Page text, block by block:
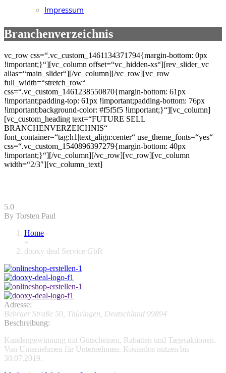
Impressum
Branchenverzeichnis
vc_row css=“.vc_custom_1461134371794{margin-bottom: 0px
!important;}“][vc_column offset=“vc_hidden-xs“][rev_slider_vc
alias=“main_slider“][/vc_column][/vc_row][vc_row
full_width=“stretch_row“
css=“.vc_custom_1461238550870{margin-bottom: 61px
!important;padding-top: 61px !important;padding-bottom: 76px
!important;background-color: #f5f5f5 !important;}“][vc_column]
[vc_custom_heading text=“FUTURE SELL
BRANCHENVERZEICHNIS“
font_container=“tag:h1|text_align:center“ use_theme_fonts=“yes“
css=“.vc_custom_1540896397279{margin-bottom: 40px
!important;}“][/vc_column][/vc_row][vc_row][vc_column
width=“2/3″][vc_column_text]
5.0
By Torsten Paul
Home
»
dooxy deal Service GbR
Adresse:
Bebraer Straße 50 Thüringen, Deutschland 99894
Beschreibung:
Kundengewinnung mit Gutscheinen, Rabatten und Tagesaktionen.
Von Unternehmen für Unternehmen. Kostenlos nutzen bis
30.07.2019.